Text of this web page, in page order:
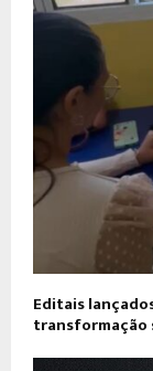
Editais
transformação